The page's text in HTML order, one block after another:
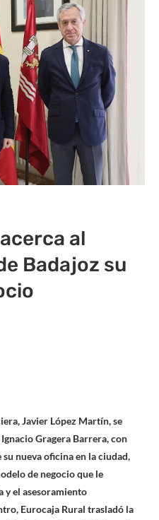
al
Badajoz su
Javier López Martín, se
Gragera Barrera, con
nueva oficina en la ciudad,
de negocio que le
y el asesoramiento
Eurocaja Rural trasladó la